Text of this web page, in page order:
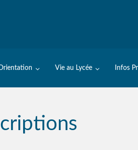
Vie au Lycée Infos